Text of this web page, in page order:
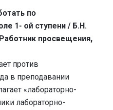
по
1- ой ступени / Б.Н.
просвещения,
против
в преподавании
«лабораторно-
лабораторно-